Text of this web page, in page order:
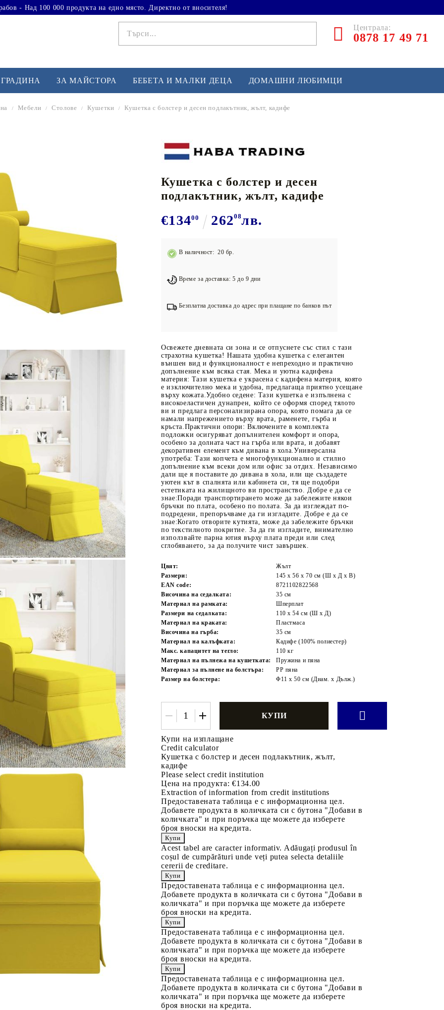
- Над 100 000 продукта на едно място. Директно от вносителя!
Централа:
0878 17 49 71
Лежанки за упражнения
Тренажори за баланс
Подложки за фитнес уреди
Лостове за набиране
Силови кули
Йога и пилатес
Баскетбол
Бейзбол и софтбол
Хокей и лакрос
Основно спортно оборудване
ЗА МАЙСТОРА БЕБЕТА И МАЛКИ ДЕЦА ДОМАШНИ ЛЮБИМЦИ
Мебели Столове Кушетки Кушетка с болстер и десен подлакътник, жълт, кадифе
Tweet
Кушетка с болстер и десен
подлакътник, жълт, кадифе
€13400 26208лв.
В наличност: 20 бр.
Време за доставка: 5 до 9 дни
Безплатна доставка до адрес при плащане по банков път
Освежете дневната си зона и се отпуснете със стил с тази
страхотна кушетка! Нашата удобна кушетка с елегантен
външен вид и функционалност е непреходно и практично
допълнение към всяка стая. Мека и уютна кадифена
материя: Тази кушетка е украсена с кадифена материя, която
е изключително мека и удобна, предлагаща приятно усещане
върху кожата.Удобно седене: Тази кушетка е изпълнена с
високоеластичен дунапрен, който се оформя според тялото
ви и предлага персонализирана опора, която помага да се
намали напрежението върху врата, раменете, гърба и
кръста.Практични опори: Включените в комплекта
подложки осигуряват допълнителен комфорт и опора,
особено за долната част на гърба или врата, и добавят
декоративен елемент към дивана в хола.Универсална
употреба: Тази копчета е многофункционално и стилно
допълнение към всеки дом или офис за отдих. Независимо
дали ще я поставите до дивана в хола, или ще създадете
уютен кът в спалнята или кабинета си, тя ще подобри
естетиката на жилищното ви пространство. Добре е да се
знае:Поради транспортирането може да забележите някои
бръчки по плата, особено по полата. За да изглеждат по-
подредени, препоръчваме да ги изгладите. Добре е да се
знае:Когато отворите кутията, може да забележите бръчки
по текстилното покритие. За да ги изгладите, внимателно
използвайте парна ютия върху плата преди или след
сглобяването, за да получите чист завършек.
Цвят:
Жълт
Размери:
145 x 56 x 70 см (Ш x Д x В)
EAN code:
8721102822568
Височина на седалката:
35 см
Материал на рамката:
Шперплат
Размери на седалката:
110 x 54 см (Ш х Д)
Материал на краката:
Пластмаса
Височина на гърба:
35 см
Материал на калъфката:
Кадифе (100% полиестер)
Макс. капацитет на тегло:
110 кг
Материал на пълнежа на кушетката:
Пружина и пяна
Материал за пълнене на болстъра:
PP пяна
Размер на болстера:
Φ11 x 50 см (Диам. x Дълж.)
Купи на изплащане
Credit calculator
Кушетка с болстер и десен подлакътник, жълт,
кадифе
Please select credit institution
Цена на продукта: €134.00
Extraction of information from credit institutions
Предоставената таблица е с информационна цел.
Добавете продукта в количката си с бутона "Добави в
количката" и при поръчка ще можете да изберете
броя вноски на кредита.
Acest tabel are caracter informativ. Adăugați produsul în
coșul de cumpărături unde veți putea selecta detaliile
cererii de creditare.
Предоставената таблица е с информационна цел.
Добавете продукта в количката си с бутона "Добави в
количката" и при поръчка ще можете да изберете
броя вноски на кредита.
Предоставената таблица е с информационна цел.
Добавете продукта в количката си с бутона "Добави в
количката" и при поръчка ще можете да изберете
броя вноски на кредита.
Предоставената таблица е с информационна цел.
Добавете продукта в количката си с бутона "Добави в
количката" и при поръчка ще можете да изберете
броя вноски на кредита.